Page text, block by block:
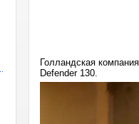
Голландская
Defender 130.